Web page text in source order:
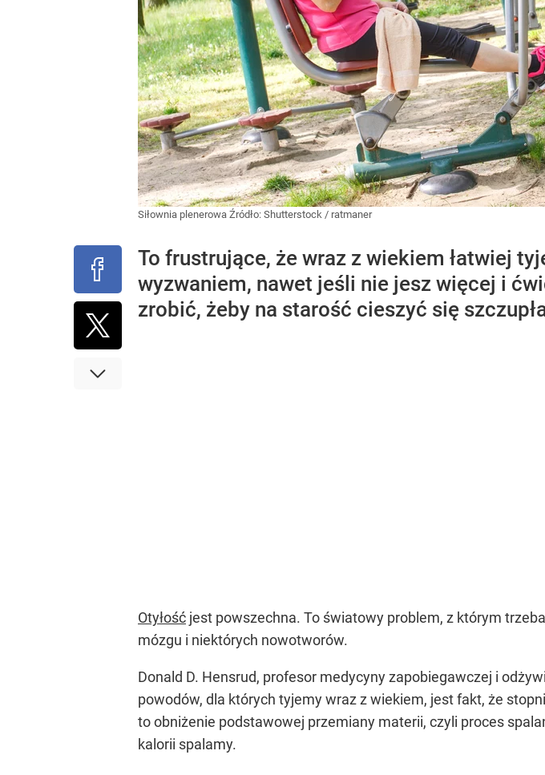
Siłownia plenerowa Źródło: Shutterstock / ratmaner
To frustrujące, że wraz z wiekiem łatwiej
wyzwaniem, nawet jeśli nie jesz więcej i
zrobić, żeby na starość cieszyć się
Otyłość jest powszechna. To światowy problem, z którym
mózgu i niektórych nowotworów.
Donald D. Hensrud, profesor medycyny zapobiegawczej i
powodów, dla których tyjemy wraz z wiekiem, jest fakt, że
to obniżenie podstawowej przemiany materii, czyli proces
kalorii spalamy.